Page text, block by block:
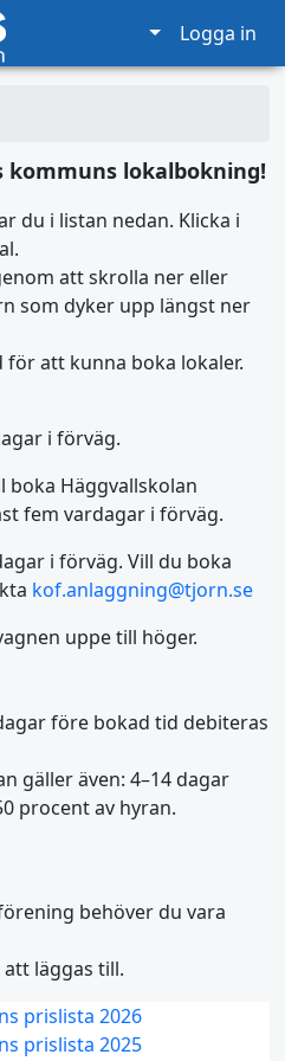
Logga in
lokalbokning!
du i listan nedan. Klicka i
att skrolla ner eller
som dyker upp längst ner
att kunna boka lokaler.
i förväg.
boka Häggvallskolan
fem vardagar i förväg.
i förväg. Vill du boka
kof.anlaggning@tjorn.se
uppe till höger.
före bokad tid debiteras
gäller även: 4–14 dagar
procent av hyran.
behöver du vara
läggas till.
prislista 2026
prislista 2025